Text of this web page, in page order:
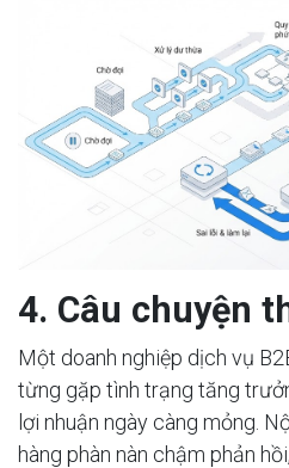
4. Câu chuyện
Một doanh nghiệp dịch vụ
từng gặp tình trạng tăng
lợi nhuận ngày càng mỏng.
hàng phàn nàn chậm phản